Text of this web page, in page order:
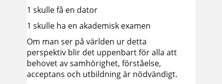
1 skulle få en dator
1 skulle ha en akademisk examen
Om man ser på världen ur detta
perspektiv blir det uppenbart för alla att
behovet av samhörighet, förståelse,
acceptans och utbildning är nödvändigt.